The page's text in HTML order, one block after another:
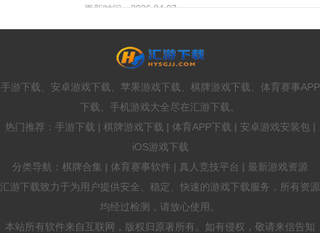
更新时间：2026-04-07
手游下载、安卓游戏下载、苹果游戏下载、棋牌游戏下载、体育赛事APP
下载、手机游戏大全尽在汇游下载。
热门推荐：手游下载 | 棋牌游戏下载 | 体育APP下载 | 安卓游戏安装包 |
iOS游戏下载
分类导航：棋牌合集 | 体育赛事软件 | 真人竞技平台 | 最新游戏资源
汇游下载致力于为用户提供安全、稳定、快速的游戏下载服务，所有资源
均经过检测，请放心使用。
本站所有软件来自互联网，版权归原著所有。如有侵权，敬请来信告知